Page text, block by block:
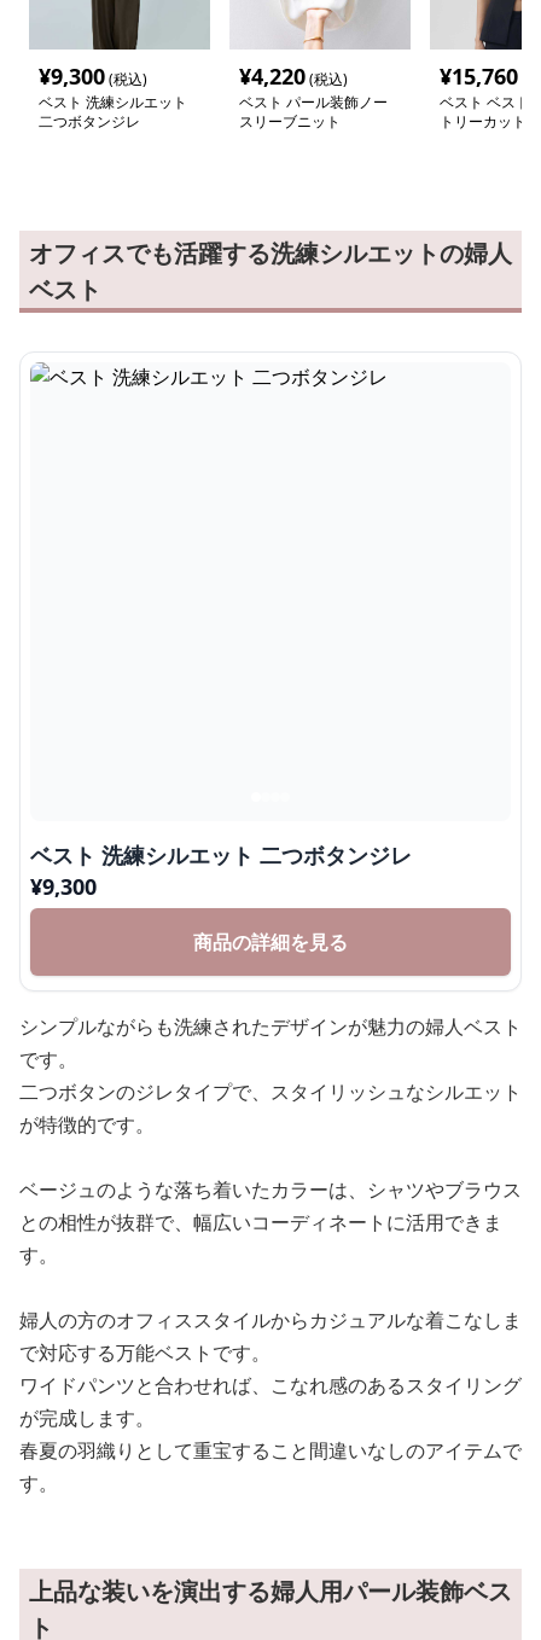
¥9,300(税込)
ベスト 洗練シルエット
二つボタンジレ
¥4,220(税込)
ベスト パール装飾ノー
スリーブニット
¥15,760
ベスト ベスト
トリーカット
オフィスでも活躍する洗練シルエットの婦人
ベスト
ベスト 洗練シルエット 二つボタンジレ
¥9,300
商品の詳細を見る
シンプルながらも洗練されたデザインが魅力の婦人ベスト
です。
二つボタンのジレタイプで、スタイリッシュなシルエット
が特徴的です。
ベージュのような落ち着いたカラーは、シャツやブラウス
との相性が抜群で、幅広いコーディネートに活用できま
す。
婦人の方のオフィススタイルからカジュアルな着こなしま
で対応する万能ベストです。
ワイドパンツと合わせれば、こなれ感のあるスタイリング
が完成します。
春夏の羽織りとして重宝すること間違いなしのアイテムで
す。
上品な装いを演出する婦人用パール装飾ベス
ト